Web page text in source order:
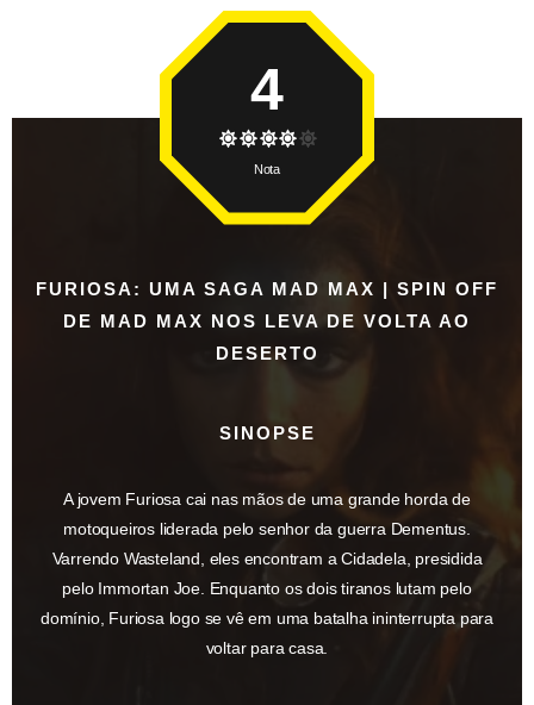
FURIOSA: UMA SAGA MAD MAX | SPIN OFF
DE MAD MAX NOS LEVA DE VOLTA AO
DESERTO
SINOPSE
A jovem Furiosa cai nas mãos de uma grande horda de
motoqueiros liderada pelo senhor da guerra Dementus.
Varrendo Wasteland, eles encontram a Cidadela, presidida
pelo Immortan Joe. Enquanto os dois tiranos lutam pelo
domínio, Furiosa logo se vê em uma batalha ininterrupta para
voltar para casa.
4
Nota